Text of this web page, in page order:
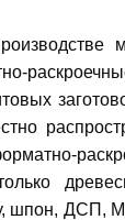
шпон, ДСП,